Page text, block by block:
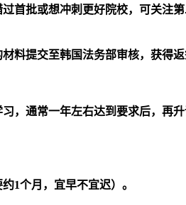
首批或想冲刺更好院校，可关注
料提交至韩国法务部审核，获得
通常一年左右达到要求后，再
1个月，宜早不宜迟）。